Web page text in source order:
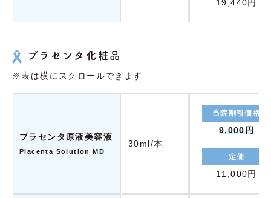
19,440円
プラセンタ化粧品
※表は横にスクロールできます
プラセンタ原液美容液
Placenta Solution MD
30ml/本
当院割引価格
9,000円
定価
11,000円